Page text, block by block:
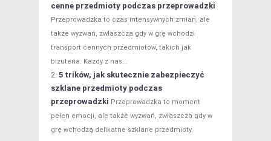
cenne przedmioty podczas przeprowadzki
Przeprowadzka to czas intensywnych zmian, ale
także wyzwań, zwłaszcza gdy w grę wchodzi
transport cennych przedmiotów, takich jak
biżuteria. Każdy z nas...
5 trików, jak skutecznie zabezpieczyć
szklane przedmioty podczas
przeprowadzki Przeprowadzka to moment
pełen emocji, ale także wyzwań, zwłaszcza gdy w
grę wchodzą delikatne szklane przedmioty.